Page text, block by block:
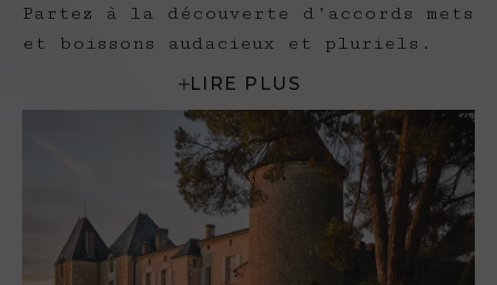
Partez à la découverte d’accords mets
et boissons audacieux et pluriels.
LIRE PLUS